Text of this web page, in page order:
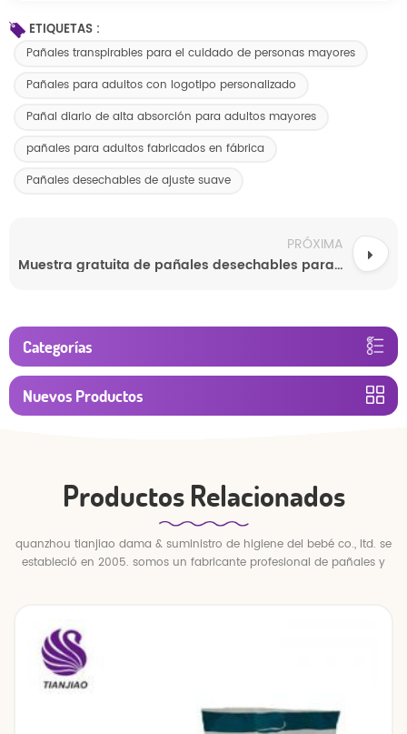
ETIQUETAS :
Pañales transpirables para el cuidado de personas mayores
Pañales para adultos con logotipo personalizado
Pañal diario de alta absorción para adultos mayores
pañales para adultos fabricados en fábrica
Pañales desechables de ajuste suave
PRÓXIMA
Muestra gratuita de pañales desechables para adultos de alta absorción
Categorías
Nuevos Productos
Productos Relacionados
quanzhou tianjiao dama & suministro de higiene del bebé co., ltd. se
estableció en 2005. somos un fabricante profesional de pañales y